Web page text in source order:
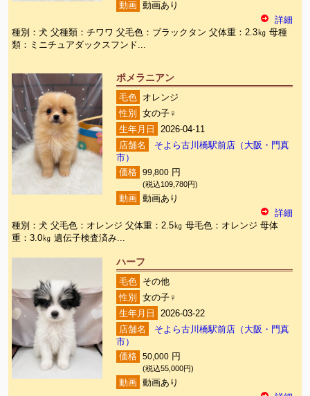
動画
動画あり
詳細
種別：犬 父種類：チワワ 父毛色：ブラックタン 父体重：2.3㎏ 母種
類：ミニチュアダックスフンド...
ポメラニアン
毛色
オレンジ
性別
女の子♀
生年月日
2026-04-11
店舗名
そよら古川橋駅前店（大阪・門真
市）
価格 99,800 円
(税込109,780円)
動画
動画あり
詳細
種別：犬 父毛色：オレンジ 父体重：2.5㎏ 母毛色：オレンジ 母体
重：3.0㎏ 遺伝子検査済み...
ハーフ
毛色
その他
性別
女の子♀
生年月日
2026-03-22
店舗名
そよら古川橋駅前店（大阪・門真
市）
価格 50,000 円
(税込55,000円)
動画
動画あり